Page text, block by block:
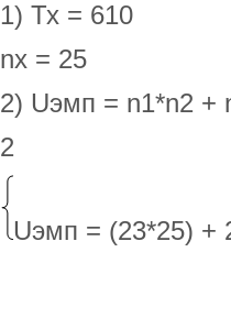
1) Тх = 610
nx = 25
2) Uэмп = n1*n2 +
2
Uэмп = (23*25) +